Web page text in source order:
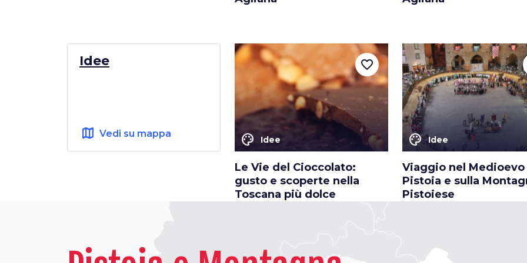
Idee
map Vedi su mappa color_lens Idee
Le Vie del Cioccolato:
gusto e scoperte nella
Toscana più dolce
favorite_border
color_lens Idee
Viaggio nel Medioevo
Pistoia e sulla
Pistoiese